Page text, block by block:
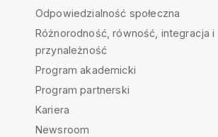
Odpowiedzialność społeczna
Różnorodność, równość, integracja i
przynależność
Program akademicki
Program partnerski
Kariera
Newsroom